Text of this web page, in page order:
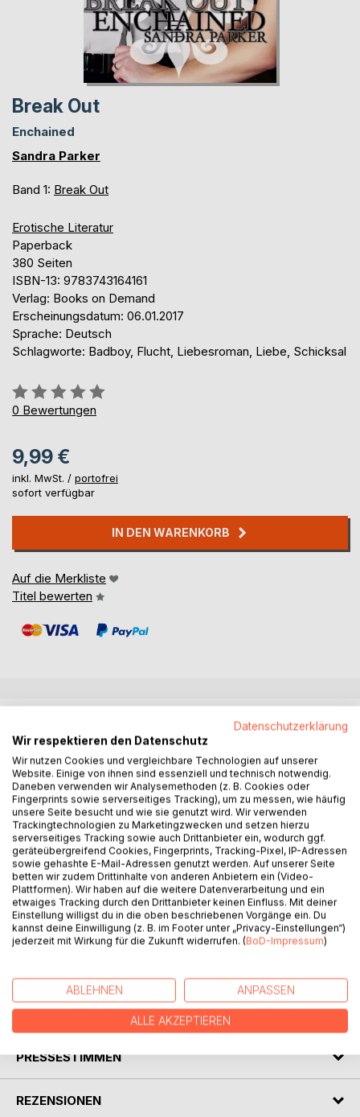
Break Out
Enchained
Sandra Parker
Band 1: Break Out
Erotische Literatur
Paperback
380 Seiten
ISBN-13: 9783743164161
Verlag: Books on Demand
Erscheinungsdatum: 06.01.2017
Sprache: Deutsch
Schlagworte: Badboy, Flucht, Liebesroman, Liebe, Schicksal
Bewertung::
0%
0 Bewertungen
9,99 €
inkl. MwSt. / portofrei
sofort verfügbar
IN DEN WARENKORB
Auf die Merkliste
Titel bewerten
Eine Flucht ohne Entkommen und das Spiel mit dem Feuer
Untersuchungshäftling Eric kann sein Glück nicht fassen.
Kaum aus dem Knast getürmt, läuft er an einer Tankstelle
Jen über den Weg - Mitten in der Nacht, irgendwo im
Nirgendwo, offensichtlich gut bei Kasse und in einer für sie
ziemlich blöden Lage. Er beschließt, ihr zu helfen; hält er
den hübschen Goldesel doch für die perfekte Möglichkeit,
Texas so schnell wie möglich hinter sich zu lassen. Mit ihrer
Kohle und ihrem Auto. Aber Eric unterschätzt Jen. Ein
Fehler! Für ihre Freiheit kämpft sie nämlich auch mit unfairen
Mitteln und scheint dafür einen guten Grund zu haben ...
Das explosive und gefährlich heiße Katz-und-Maus-Spiel
AUTOR/IN
PRESSESTIMMEN
REZENSIONEN
Datenschutzerklärung
Wir respektieren den Datenschutz
Wir nutzen Cookies und vergleichbare Technologien auf unserer
Website. Einige von ihnen sind essenziell und technisch notwendig.
Daneben verwenden wir Analysemethoden (z. B. Cookies oder
Fingerprints sowie serverseitiges Tracking), um zu messen, wie häufig
unsere Seite besucht und wie sie genutzt wird. Wir verwenden
Trackingtechnologien zu Marketingzwecken und setzen hierzu
serverseitiges Tracking sowie auch Drittanbieter ein, wodurch ggf.
geräteübergreifend Cookies, Fingerprints, Tracking-Pixel, IP-Adressen
sowie gehashte E-Mail-Adressen genutzt werden. Auf unserer Seite
betten wir zudem Drittinhalte von anderen Anbietern ein (Video-
Plattformen). Wir haben auf die weitere Datenverarbeitung und ein
etwaiges Tracking durch den Drittanbieter keinen Einfluss. Mit deiner
Einstellung willigst du in die oben beschriebenen Vorgänge ein. Du
kannst deine Einwilligung (z. B. im Footer unter „Privacy-Einstellungen“)
jederzeit mit Wirkung für die Zukunft widerrufen. (BoD-Impressum)
ABLEHNEN ANPASSEN
ALLE AKZEPTIEREN